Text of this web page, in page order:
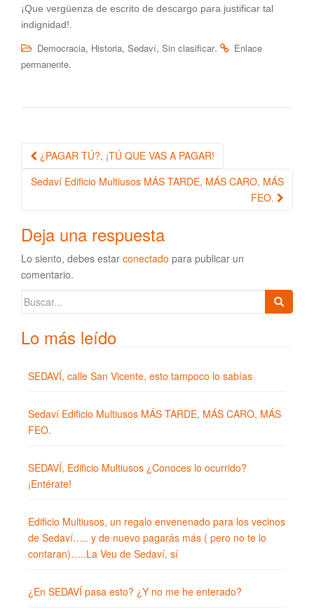
¡Que vergüenza de escrito de descargo para justificar tal
indignidad!.
Democracia, Historia, Sedaví, Sin clasificar.
Enlace
permanente.
Navegación de la entrada
¿PAGAR TÚ?, ¡TÚ QUE VAS A PAGAR!
Sedaví Edificio Multiusos MÁS TARDE, MÁS CARO, MÁS
FEO.
Deja una respuesta
Lo siento, debes estar conectado para publicar un
comentario.
Buscar:
Lo más leído
SEDAVÍ, calle San Vicente, esto tampoco lo sabías
Sedaví Edificio Multiusos MÁS TARDE, MÁS CARO, MÁS
FEO.
SEDAVÍ, Edificio Multiusos ¿Conoces lo ocurrido?
¡Entérate!
Edificio Multiusos, un regalo envenenado para los vecinos
de Sedaví….. y de nuevo pagarás más ( pero no te lo
contaran)…..La Veu de Sedaví, sí
¿En SEDAVÍ pasa esto? ¿Y no me he enterado?